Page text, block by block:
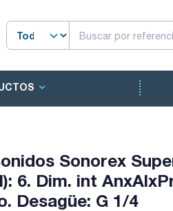
Sonorex
6. Dim. int
Desagüe: G 1/4